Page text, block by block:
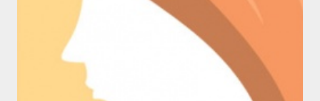
sejak 2015-an, namanya OTW Sushi.